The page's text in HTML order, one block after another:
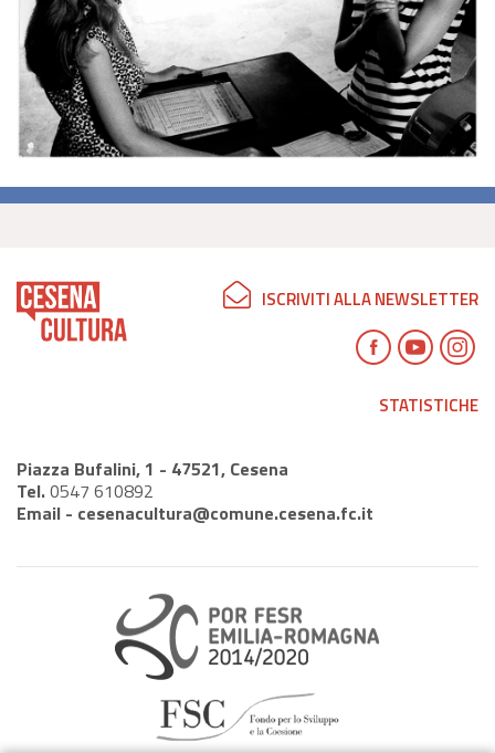
ISCRIVITI ALLA NEWSLETTER
STATISTICHE
Piazza Bufalini, 1 - 47521, Cesena
Tel.0547 610892
Email - cesenacultura@comune.cesena.fc.it